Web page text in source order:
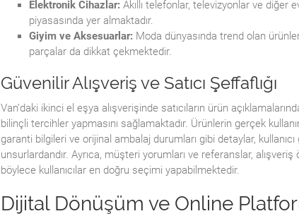
Elektronik Cihazlar: Akıllı telefonlar, televizyonlar ve diğer
piyasasında yer almaktadır.
Giyim ve Aksesuarlar: Moda dünyasında trend olan
parçalar da dikkat çekmektedir.
Güvenilir Alışveriş ve Satıcı Şeffaflığı
Van’daki ikinci el eşya alışverişinde satıcıların ürün
bilinçli tercihler yapmasını sağlamaktadır. Ürünlerin gerçek
garanti bilgileri ve orijinal ambalaj durumları gibi detaylar,
unsurlardandır. Ayrıca, müşteri yorumları ve referanslar,
böylece kullanıcılar en doğru seçimi yapabilmektedir.
Dijital Dönüşüm ve Online